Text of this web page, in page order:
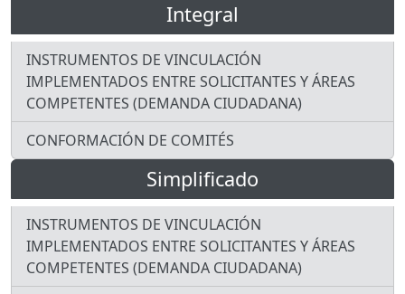
Integral
INSTRUMENTOS DE VINCULACIÓN
IMPLEMENTADOS ENTRE SOLICITANTES Y ÁREAS
COMPETENTES (DEMANDA CIUDADANA)
CONFORMACIÓN DE COMITÉS
Simplificado
INSTRUMENTOS DE VINCULACIÓN
IMPLEMENTADOS ENTRE SOLICITANTES Y ÁREAS
COMPETENTES (DEMANDA CIUDADANA)